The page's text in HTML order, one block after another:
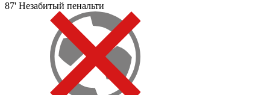
87' Незабитый пенальти